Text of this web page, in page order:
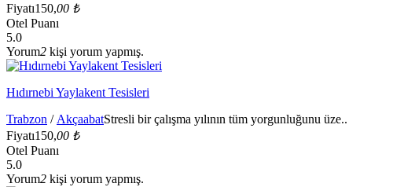
Fiyatı150,00 ₺
Otel Puanı
5.0
Yorum2 kişi yorum yapmış.
Hıdırnebi Yaylakent Tesisleri
Trabzon / AkçaabatStresli bir çalışma yılının tüm yorgunluğunu üze..
Fiyatı150,00 ₺
Otel Puanı
5.0
Yorum2 kişi yorum yapmış.